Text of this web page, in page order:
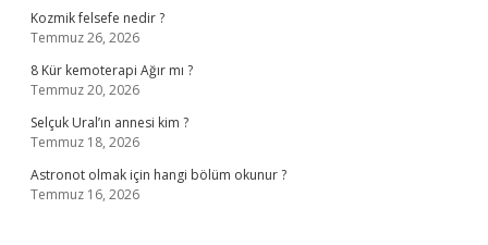
Kozmik felsefe nedir ?
Temmuz 26, 2026
8 Kür kemoterapi Ağır mı ?
Temmuz 20, 2026
Selçuk Ural’ın annesi kim ?
Temmuz 18, 2026
Astronot olmak için hangi bölüm okunur ?
Temmuz 16, 2026